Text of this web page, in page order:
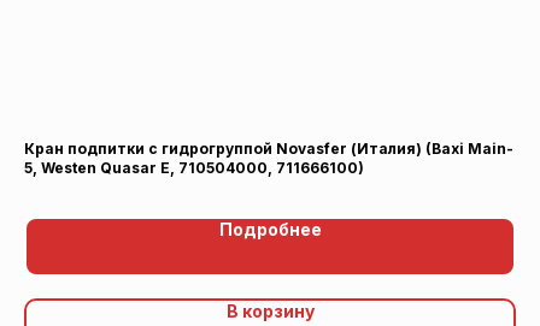
Кран подпитки c гидрогруппой Novasfer (Италия) (Baxi Main-
5, Westen Quasar E, 710504000, 711666100)
Подробнее
В корзину